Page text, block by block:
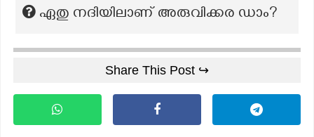
ഏതു നദിയിലാണ് അരുവിക്കര ഡാം?
Share This Post ↪